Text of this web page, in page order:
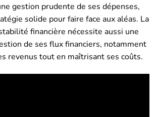
gestion prudente de ses dépenses,
solide pour faire face aux aléas. La
financière nécessite aussi une
de ses flux financiers, notamment
revenus tout en maîtrisant ses coûts.